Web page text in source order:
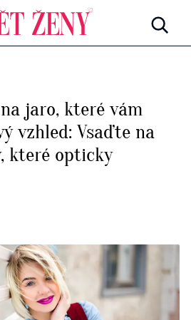
jaro, které vám
vzhled: Vsaďte na
které opticky